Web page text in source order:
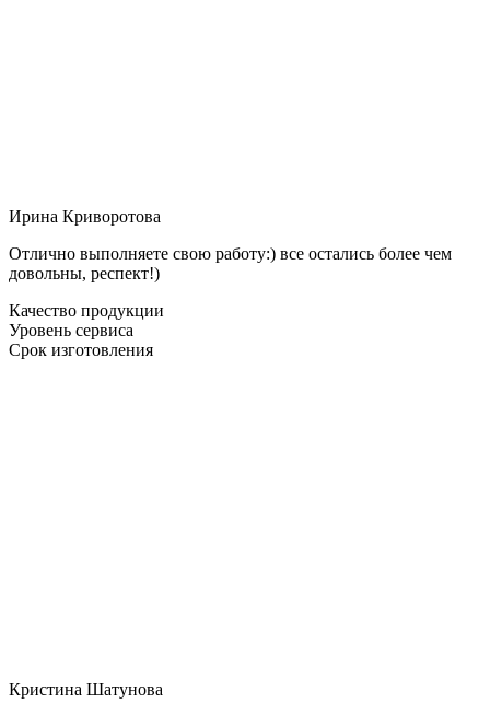
Ирина Криворотова
Отлично выполняете свою работу:) все остались более чем
довольны, респект!)
Качество продукции
Уровень сервиса
Срок изготовления
Кристина Шатунова